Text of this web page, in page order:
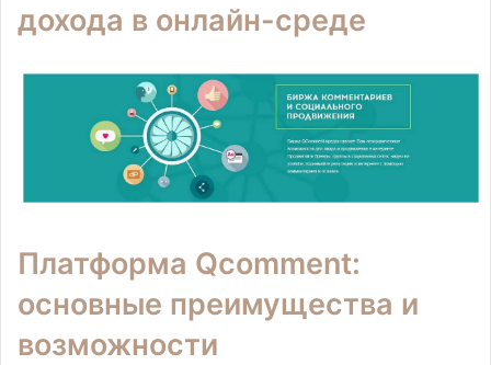
дохода в онлайн-среде
Платформа Qcomment:
основные преимущества и
возможности